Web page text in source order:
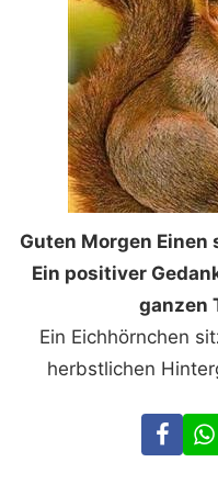
Guten Morgen Einen
Ein positiver
ganzen
Ein Eichhörnchen
herbstlichen